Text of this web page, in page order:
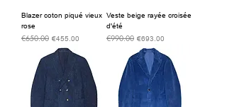
Blazer coton piqué vieux
rose
通常価格
€650.00 セール価格
€455.00
Veste beige rayée croisée
d'été
通常価格
€990.00 セール価格
€693.00